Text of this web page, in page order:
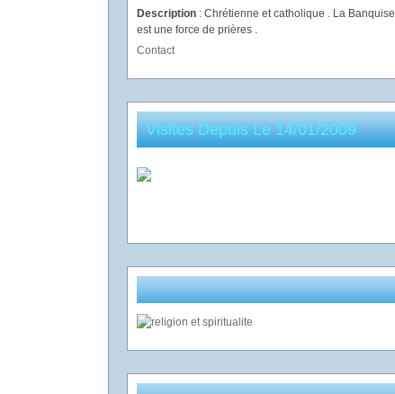
Description : Chrétienne et catholique . La Banquise
est une force de prières .
Contact
Visites Depuis Le 14/01/2009